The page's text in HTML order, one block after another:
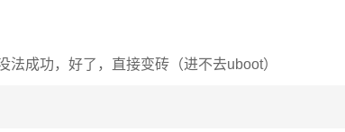
成功，好了，直接变砖（进不去uboot）